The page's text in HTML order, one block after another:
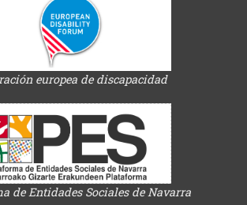
europea de discapacidad
de Entidades Sociales de Navarra